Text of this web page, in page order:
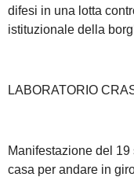
difesi in una lotta
istituzionale della
LABORATORIO
Manifestazione del
casa per andare in